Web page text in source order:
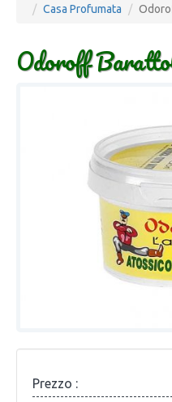
Casa Profumata
Odoroff
Prezzo :